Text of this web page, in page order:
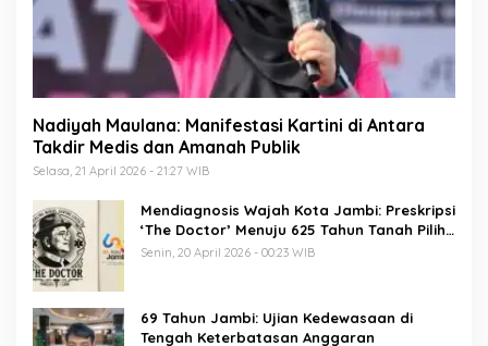
Nadiyah Maulana: Manifestasi Kartini di Antara
Takdir Medis dan Amanah Publik
Selasa, 21 April 2026 - 21:27 WIB
Mendiagnosis Wajah Kota Jambi: Preskripsi
‘The Doctor’ Menuju 625 Tahun Tanah Pilih
Pusako Batuah
Senin, 20 April 2026 - 00:23 WIB
69 Tahun Jambi: Ujian Kedewasaan di
Tengah Keterbatasan Anggaran